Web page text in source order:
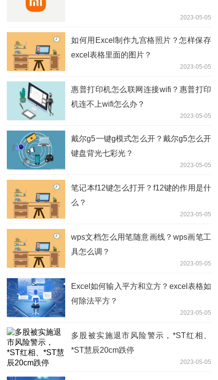
2023-05-05
如何用Excel制作九宫格照片？怎样保存
excel表格里面的图片？
2023-05-05
惠普打印机怎么联网连接wifi？惠普打印
机连不上wifi怎么办？
2023-05-05
戴尔g5一键g模式怎么开？戴尔g5怎么开
键盘背光七彩光？
2023-05-05
笔记本f12键怎么打开？f12键的作用是什
么？
2023-05-05
wps文档怎么用笔随意画线？wps画笔工
具怎么调？
2023-05-05
Excel如何输入平方和立方？excel表格如
何除法平方？
2023-05-05
多股被实施退市风险警示，*ST红相、
*ST慧辰20cm跌停
2023-05-05